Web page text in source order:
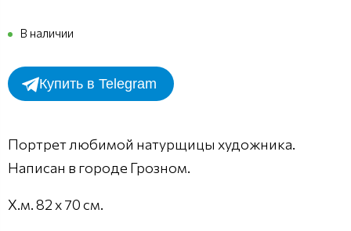
В наличии
Купить в Telegram
Портрет любимой натурщицы художника.
Написан в городе Грозном.
Х.м. 82 х 70 см.